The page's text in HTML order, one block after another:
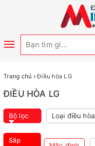
Toggle
Trang chủ Điều hòa LG
ĐIỀU HÒA LG
Bộ lọc Loại điều hòa
Sắp